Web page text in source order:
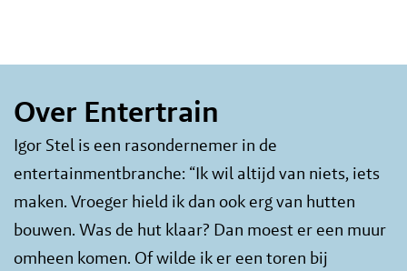
Over Entertrain
Igor Stel is een rasondernemer in de
entertainmentbranche: “Ik wil altijd van niets, iets
maken. Vroeger hield ik dan ook erg van hutten
bouwen. Was de hut klaar? Dan moest er een muur
omheen komen. Of wilde ik er een toren bij